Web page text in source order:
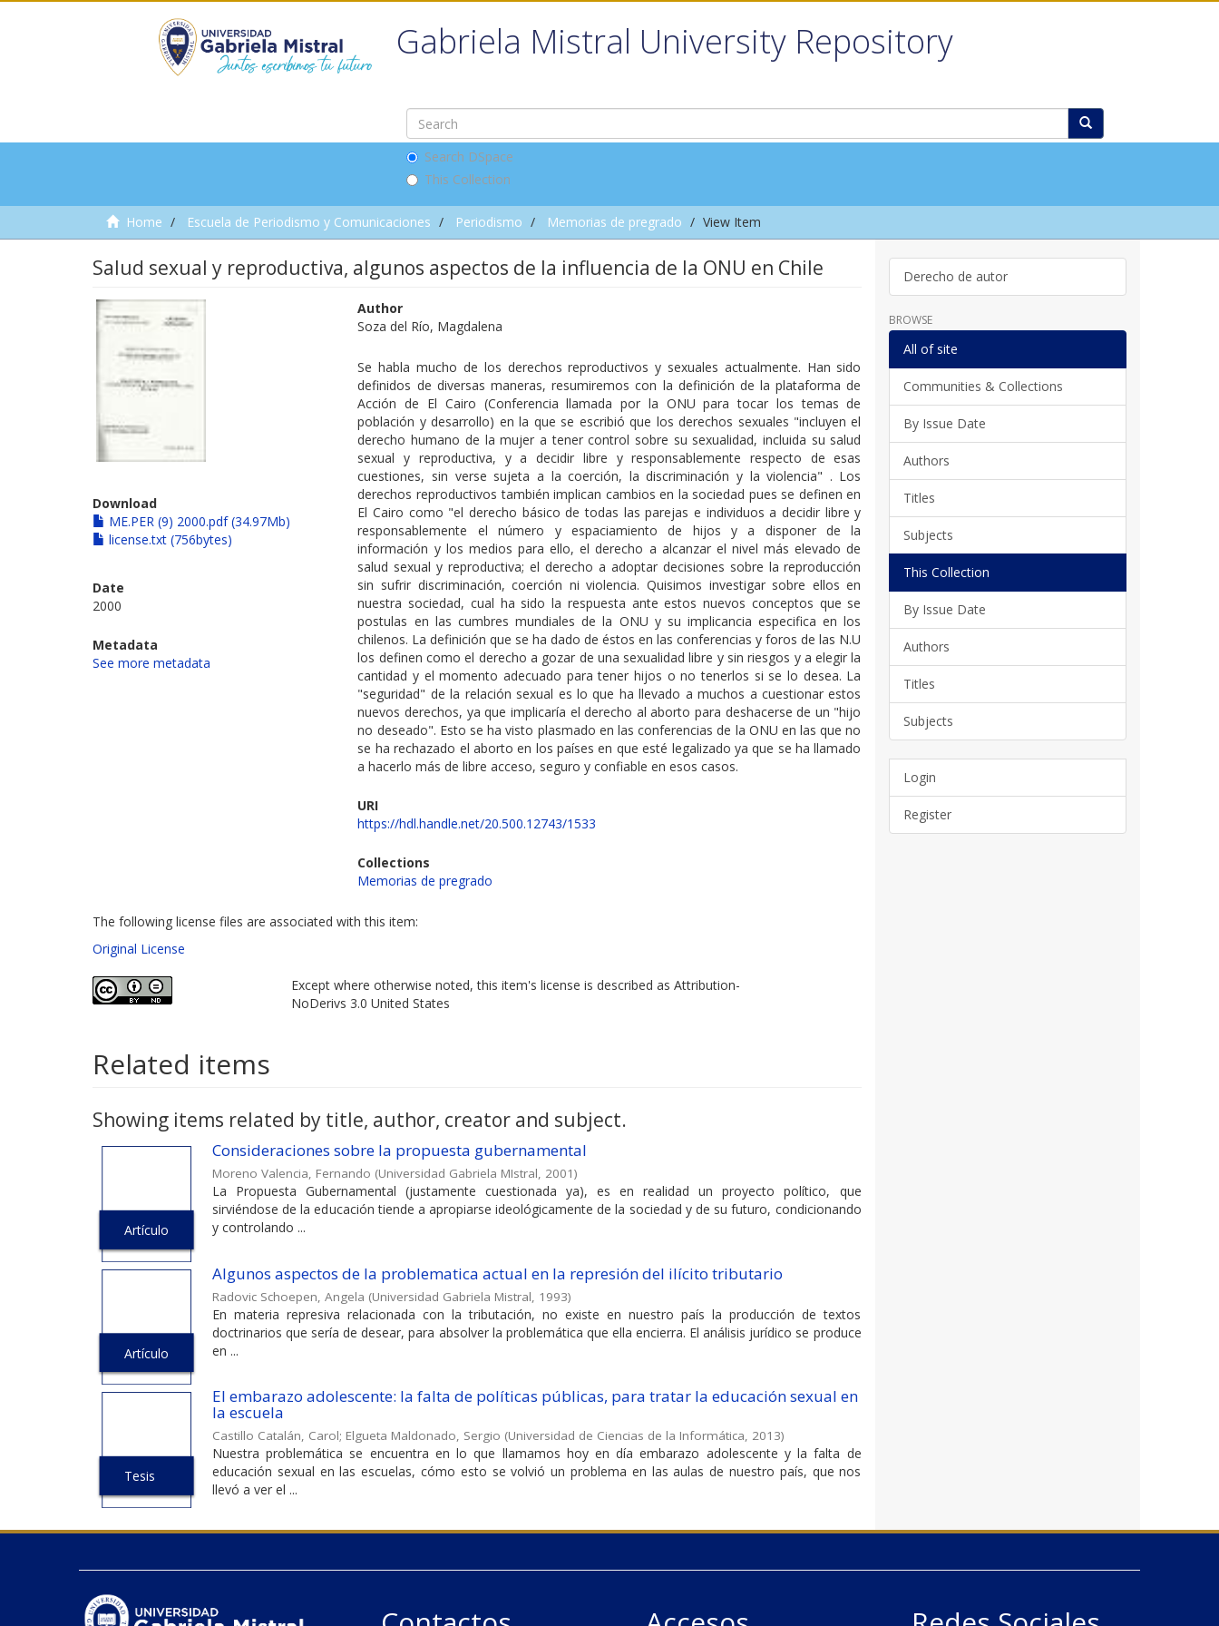
Gabriela Mistral University Repository
Search DSpace
This Collection
Home Escuela de Periodismo y Comunicaciones Periodismo Memorias de pregrado View Item
Salud sexual y reproductiva, algunos aspectos de la influencia de la ONU en Chile
Download
ME.PER (9) 2000.pdf (34.97Mb)
license.txt (756bytes)
Date
2000
Metadata
See more metadata
Author
Soza del Río, Magdalena
Se habla mucho de los derechos reproductivos y sexuales actualmente. Han sido
definidos de diversas maneras, resumiremos con la definición de la plataforma de
Acción de El Cairo (Conferencia llamada por la ONU para tocar los temas de
población y desarrollo) en la que se escribió que los derechos sexuales "incluyen el
derecho humano de la mujer a tener control sobre su sexualidad, incluida su salud
sexual y reproductiva, y a decidir libre y responsablemente respecto de esas
cuestiones, sin verse sujeta a la coerción, la discriminación y la violencia" . Los
derechos reproductivos también implican cambios en la sociedad pues se definen en
El Cairo como "el derecho básico de todas las parejas e individuos a decidir libre y
responsablemente el número y espaciamiento de hijos y a disponer de la
información y los medios para ello, el derecho a alcanzar el nivel más elevado de
salud sexual y reproductiva; el derecho a adoptar decisiones sobre la reproducción
sin sufrir discriminación, coerción ni violencia. Quisimos investigar sobre ellos en
nuestra sociedad, cual ha sido la respuesta ante estos nuevos conceptos que se
postulas en las cumbres mundiales de la ONU y su implicancia especifica en los
chilenos. La definición que se ha dado de éstos en las conferencias y foros de las N.U
los definen como el derecho a gozar de una sexualidad libre y sin riesgos y a elegir la
cantidad y el momento adecuado para tener hijos o no tenerlos si se lo desea. La
"seguridad" de la relación sexual es lo que ha llevado a muchos a cuestionar estos
nuevos derechos, ya que implicaría el derecho al aborto para deshacerse de un "hijo
no deseado". Esto se ha visto plasmado en las conferencias de la ONU en las que no
se ha rechazado el aborto en los países en que esté legalizado ya que se ha llamado
a hacerlo más de libre acceso, seguro y confiable en esos casos.
URI
https://hdl.handle.net/20.500.12743/1533
Collections
Memorias de pregrado
The following license files are associated with this item:
Original License
Except where otherwise noted, this item's license is described as Attribution-
NoDerivs 3.0 United States
Related items
Showing items related by title, author, creator and subject.
Artículo
Consideraciones sobre la propuesta gubernamental
Moreno Valencia, Fernando (Universidad Gabriela MIstral, 2001)
La Propuesta Gubernamental (justamente cuestionada ya), es en realidad un proyecto político, que
sirviéndose de la educación tiende a apropiarse ideológicamente de la sociedad y de su futuro, condicionando
y controlando ...
Artículo
Algunos aspectos de la problematica actual en la represión del ilícito tributario
Radovic Schoepen, Angela (Universidad Gabriela Mistral, 1993)
En materia represiva relacionada con la tributación, no existe en nuestro país la producción de textos
doctrinarios que sería de desear, para absolver la problemática que ella encierra. El análisis jurídico se produce
en ...
Tesis
El embarazo adolescente: la falta de políticas públicas, para tratar la educación sexual en
la escuela
Castillo Catalán, Carol; Elgueta Maldonado, Sergio (Universidad de Ciencias de la Informática, 2013)
Nuestra problemática se encuentra en lo que llamamos hoy en día embarazo adolescente y la falta de
educación sexual en las escuelas, cómo esto se volvió un problema en las aulas de nuestro país, que nos
llevó a ver el ...
Derecho de autor
BROWSE
All of site
Communities & Collections
By Issue Date
Authors
Titles
Subjects
This Collection
By Issue Date
Authors
Titles
Subjects
Login
Register